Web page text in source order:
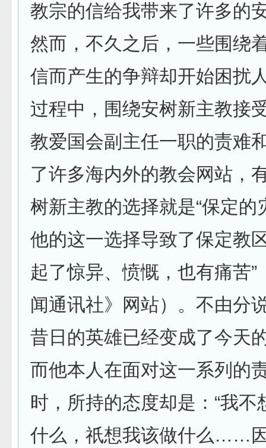
教宗的信给我带来了许多的
然而，不久之后，一些围绕
信而产生的争辩却开始困扰
过程中，围绕安树新主教接
教爱国会副主任一职的责难
了许多海内外的教会网站，
树新主教的选择就是“保定的
他的这一选择导致了保定教
起了惊异、愤慨，也有痛苦”
闻通讯社》网站）。不由分
昔日的英雄已经变成了今天
而他本人在面对这一系列的
时，所持的态度却是：“我不
什么，祇想我该做什么……